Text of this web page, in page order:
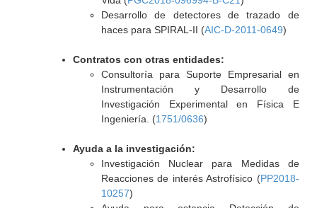
Desarrollo de detectores de trazado de
haces para SPIRAL-II (AIC-D-2011-0649)
Contratos con otras entidades:
Consultoría para Suporte Empresarial en
Instrumentación y Desarrollo de
Investigación Experimental en Física E
Ingeniería. (1751/0636)
Ayuda a la investigación:
Investigación Nuclear para Medidas de
Reacciones de interés Astrofísico (PP2018-
10257)